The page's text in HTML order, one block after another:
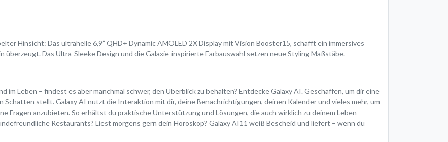
Hinsicht: Das ultrahelle 6,9” QHD+ Dynamic AMOLED 2X Display mit Vision Booster15, schafft ein immersives
überzeugt. Das Ultra-Sleeke Design und die Galaxie-inspirierte Farbauswahl setzen neue Styling Maßstäbe.
im Leben – findest es aber manchmal schwer, den Überblick zu behalten? Entdecke Galaxy AI. Geschaffen, um dir eine
Schatten stellt. Galaxy AI nutzt die Interaktion mit dir, deine Benachrichtigungen, deinen Kalender und vieles mehr, um
Fragen anzubieten. So erhältst du praktische Unterstützung und Lösungen, die auch wirklich zu deinem Leben
Restaurants? Liest morgens gern dein Horoskop? Galaxy AI11 weiß Bescheid und liefert – wenn du